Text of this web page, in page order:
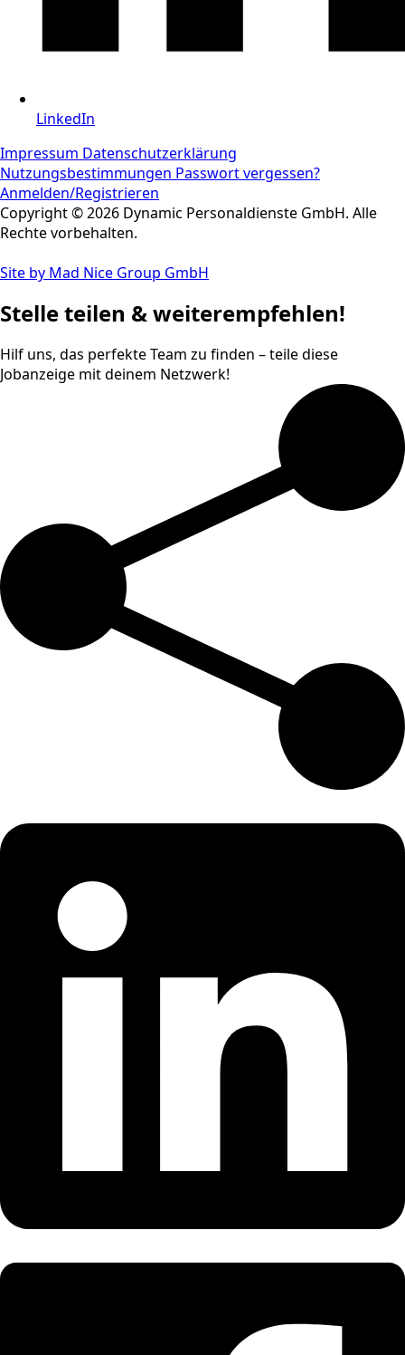
LinkedIn
Impressum Datenschutzerklärung
Nutzungsbestimmungen Passwort vergessen?
Anmelden/Registrieren
Copyright © 2026 Dynamic Personaldienste GmbH. Alle
Rechte vorbehalten.
Site by Mad Nice Group GmbH
Stelle teilen & weiterempfehlen!
Hilf uns, das perfekte Team zu finden – teile diese
Jobanzeige mit deinem Netzwerk!